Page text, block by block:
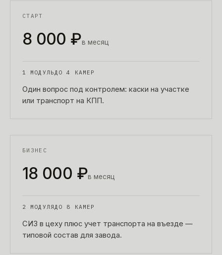
СТАРТ
8 000 ₽в месяц
1 МОДУЛЬ ДО 4 КАМЕР
Один вопрос под контролем: каски на участке
или транспорт на КПП.
БИЗНЕС
18 000 ₽в месяц
2 МОДУЛЯ ДО 8 КАМЕР
СИЗ в цеху плюс учет транспорта на въезде —
типовой состав для завода.